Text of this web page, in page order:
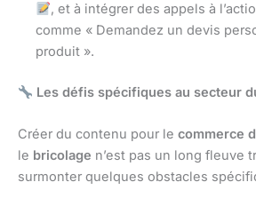
, et à intégrer des appels à
comme « Demandez un devis
produit ».
Les défis spécifiques au secteur
Créer du contenu pour le commerce
le bricolage n’est pas un long fleuve
surmonter quelques obstacles